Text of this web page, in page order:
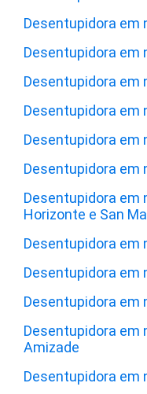
Desentupidora em
Desentupidora em
Desentupidora em
Desentupidora em
Desentupidora em
Desentupidora em
Desentupidora em
Horizonte e San
Desentupidora em
Desentupidora em
Desentupidora em
Desentupidora em
Amizade
Desentupidora em